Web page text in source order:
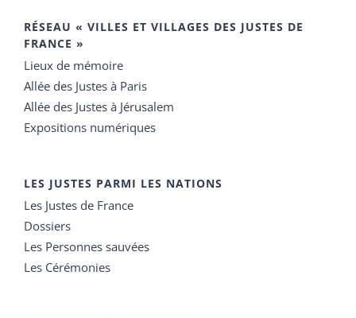
RÉSEAU « VILLES ET VILLAGES DES JUSTES DE
FRANCE »
Lieux de mémoire
Allée des Justes à Paris
Allée des Justes à Jérusalem
Expositions numériques
LES JUSTES PARMI LES NATIONS
Les Justes de France
Dossiers
Les Personnes sauvées
Les Cérémonies